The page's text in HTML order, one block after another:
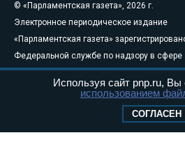
© «Парламентская газета», 2026 г.
Электронное периодическое издание
«Парламентская газета»
Федеральной службе по надзору в сфере
связи, информационных технологий и
массовых коммуникаций (Роскомнадзор)
Свидетельство о регистрации Эл № ФС77-
Используя сайт pnp.ru, Вы
использованием
СОГЛАСЕН